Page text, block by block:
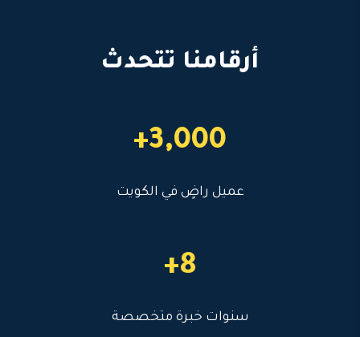
أرقامنا تتحدث
3,000+
عميل راضٍ في الكويت
8+
سنوات خبرة متخصصة